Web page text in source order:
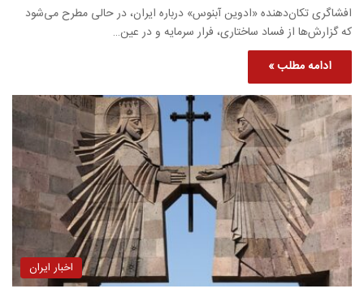
افشاگری تکان‌دهنده «ادوین آبنوس» درباره ایران، در حالی مطرح می‌شود
که گزارش‌ها از فساد ساختاری، فرار سرمایه و در عین…
ادامه مطلب »
اخبار ایران